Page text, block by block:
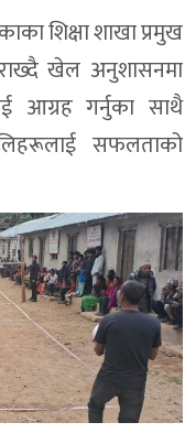
शिक्षा शाखा प्रमुख
खेल अनुशासनमा
आग्रह गर्नुका साथै
सफलताको